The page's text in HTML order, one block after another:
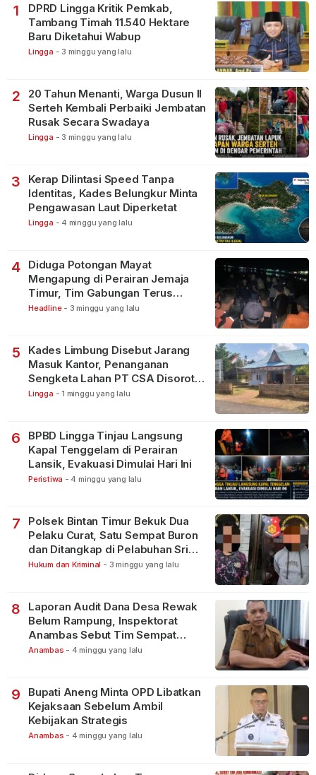
1
DPRD Lingga Kritik Pemkab,
Tambang Timah 11.540 Hektare
Baru Diketahui Wabup
Lingga - 3 minggu yang lalu
2
20 Tahun Menanti, Warga Dusun II
Serteh Kembali Perbaiki Jembatan
Rusak Secara Swadaya
Lingga - 3 minggu yang lalu
3
Kerap Dilintasi Speed Tanpa
Identitas, Kades Belungkur Minta
Pengawasan Laut Diperketat
Lingga - 4 minggu yang lalu
4
Diduga Potongan Mayat
Mengapung di Perairan Jemaja
Timur, Tim Gabungan Terus
Lakukan Pencarian
Headline - 3 minggu yang lalu
5
Kades Limbung Disebut Jarang
Masuk Kantor, Penanganan
Sengketa Lahan PT CSA Disorot
Warga
Lingga - 1 minggu yang lalu
6
BPBD Lingga Tinjau Langsung
Kapal Tenggelam di Perairan
Lansik, Evakuasi Dimulai Hari Ini
Peristiwa - 4 minggu yang lalu
7
Polsek Bintan Timur Bekuk Dua
Pelaku Curat, Satu Sempat Buron
dan Ditangkap di Pelabuhan Sri
Bintan Pura
Hukum dan Kriminal - 3 minggu yang lalu
8
Laporan Audit Dana Desa Rewak
Belum Rampung, Inspektorat
Anambas Sebut Tim Sempat
Terbagi Tangani Kasus Lain
Anambas - 4 minggu yang lalu
9
Bupati Aneng Minta OPD Libatkan
Kejaksaan Sebelum Ambil
Kebijakan Strategis
Anambas - 4 minggu yang lalu